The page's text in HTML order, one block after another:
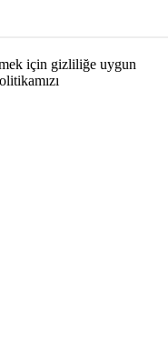
için gizliliğe uygun